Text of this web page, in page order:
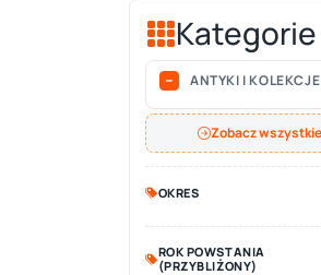
Kategorie
ANTYKI I KOLEKCJE
Zobacz wszystkie
OKRES
ROK POWSTANIA
(PRZYBLIŻONY)